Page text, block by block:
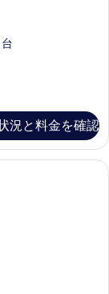
況と料金を確認
styler,air